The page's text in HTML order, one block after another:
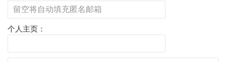
个人主页：